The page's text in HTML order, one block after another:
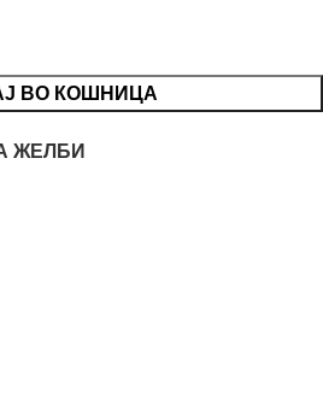
ВО КОШНИЦА
ЖЕЛБИ